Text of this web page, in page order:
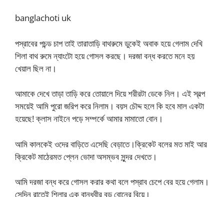
banglachoti uk
পস্রাবের পচন্ড চাপ তাই তারাতাড়ি বাথরুমে ডুকেই অবাক হয়ে গেলাম দেখি
শিলা বাথ রুমে ন্যাংটো হয়ে গোসল করছে। দরজা বন্ধ করতে মনে হয়
খেয়াল ছিল না।
আমাকে দেখে তাড়া তাড়ি করে তোয়ালে দিয়ে শরীরটা ডেকে নিল। এই স্বল্প
সময়েই আমি পুরো জরিপ করে নিলাম। বয়স চৌদ্দ হলে কি হবে মাল একটা
হয়েছে! ক্লাস নাইনে পড়ে সম্পর্কে আমার মামাতো বোন।
আমি কালকেই ওদের বাড়িতে এসেছি বেড়াতে।ক্রিকেট বলের মত মাই আর
ক্রিকেট মাঠেরমত প্লেন ভোদা অসম্ভব সুন্দর দেখতে।
আমি দরজা বন্ধ করে গোসল করার কথা বলে পস্রাব চেপে বের হয়ে গেলাম।
সেদিন রাতেই শিলার এক বান্ধবীর বড় বোনের বিয়ে।